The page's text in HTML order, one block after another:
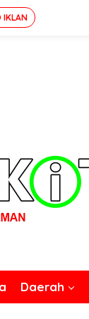
IKLAN
Daerah